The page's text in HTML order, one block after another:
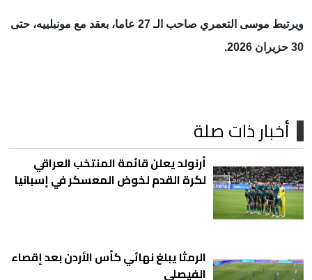
ويرتبط موسى التعمري صاحب الـ 27 عاما، بعقد مع مونبلييه، حتى
30 حزيران 2026.
أخبار ذات صلة
أرنولد يعلن قائمة المنتخب العراقي
لكرة القدم لخوض المعسكر في إسبانيا
الرمثا يبلغ نهائي كأس الأردن بعد إقصاء
الفيصلي